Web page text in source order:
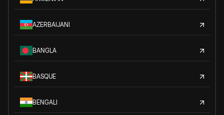
AZERBAIJANI
BANGLA
BASQUE
BENGALI